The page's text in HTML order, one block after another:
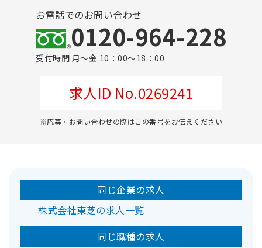
お電話でのお問い合わせ
0120-964-228
受付時間 月～金 10：00～18：00
求人ID No.0269241
※応募・お問い合わせの際はこの番号をお伝えください
同じ企業の求人
株式会社東芝の求人一覧
同じ職種の求人